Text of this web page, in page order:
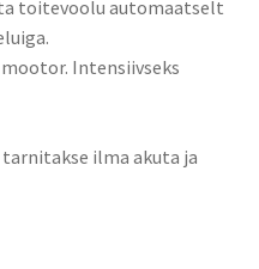
toitevoolu automaatselt
Intensiivseks
ilma akuta ja